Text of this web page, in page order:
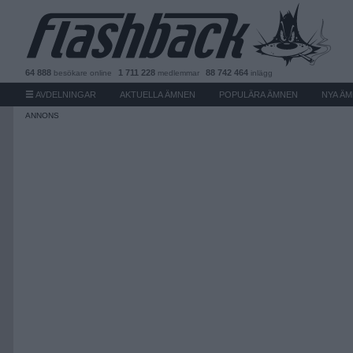
64 888 besökare online 1 711 228 medlemmar 88 742 464 inlägg
AVDELNINGAR AKTUELLA ÄMNEN POPULÄRA ÄMNEN NYA